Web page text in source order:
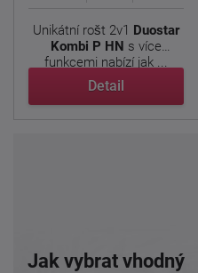
Unikátní rošt 2v1 Duostar
Kombi P HN s více
funkcemi nabízí jak ...
Detail
Jak vybrat vhodný